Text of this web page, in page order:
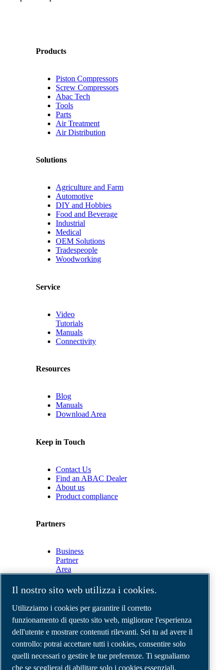
Products
Piston Compressors
Screw Compressors
Abac Tech
Tools
Parts
Air Treatment
Air Distribution
Solutions
Agriculture and Farm
Automotive
DIY and Hobbies
Food and Beverage
Industrial
Medical
OEM Solutions
Tradespeople
Woodworking
Service
Video
Tutorials
Manuals
Connectivity
Resources
Blog
Manuals
Download Area
Keep in Touch
Contact Us
Find an ABAC Dealer
About us
Product compliance
Partners
Business
Partner
Area
Connect
2.0
Business
ABAC
Media
Gallery
©2026 Compressori d'aria ABAC
Note legali e privacy
Il nostro sito web utilizza i cookies.
Utilizziamo i cookies per garantire il corretto
funzionamento di questo sito web, migliorare l'esperienza
dell'utente e mostrare contenuti rilevanti. Sei tu ad avere il
controllo: potrai accettare tutti i cookies, consentire solo
quelli necessari o gestire le tue preferenze. Ti segnaliamo
che se sceglierai di abilitare solo i cookies essenziali,